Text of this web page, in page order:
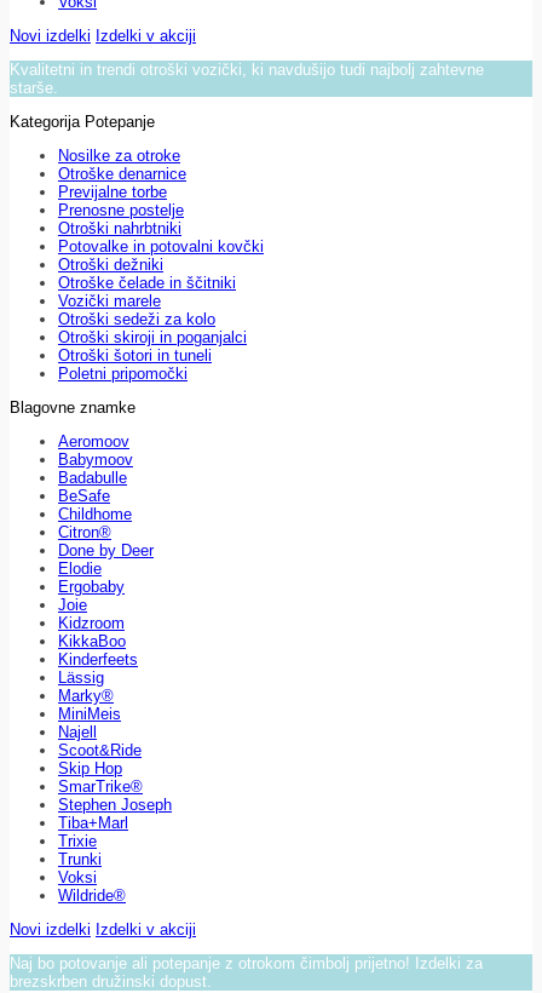
Novi izdelki Izdelki v akciji
Kvalitetni in trendi otroški vozički, ki navdušijo tudi najbolj zahtevne
starše.
Kategorija Potepanje
Nosilke za otroke
Otroške denarnice
Previjalne torbe
Prenosne postelje
Otroški nahrbtniki
Potovalke in potovalni kovčki
Otroški dežniki
Otroške čelade in ščitniki
Vozički marele
Otroški sedeži za kolo
Otroški skiroji in poganjalci
Otroški šotori in tuneli
Poletni pripomočki
Blagovne znamke
Aeromoov
Babymoov
Badabulle
BeSafe
Childhome
Citron®
Done by Deer
Elodie
Ergobaby
Joie
Kidzroom
KikkaBoo
Kinderfeets
Lässig
Marky®
MiniMeis
Najell
Scoot&Ride
Skip Hop
SmarTrike®
Stephen Joseph
Tiba+Marl
Trixie
Trunki
Voksi
Wildride®
Novi izdelki Izdelki v akciji
Naj bo potovanje ali potepanje z otrokom čimbolj prijetno! Izdelki za
brezskrben družinski dopust.